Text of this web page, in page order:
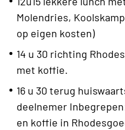
Molendries,
op eigen kosten)
14 u 30 richting
met koffie.
16 u 30 terug
deelnemer
en koffie in